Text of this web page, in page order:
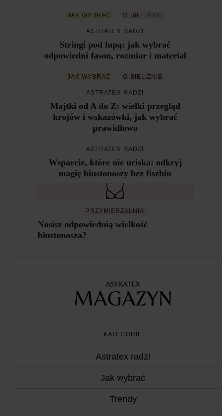
JAK WYBRAĆ O BIELIŹNIE
ASTRATEX RADZI
Stringi pod lupą: jak wybrać
odpowiedni fason, rozmiar i materiał
JAK WYBRAĆ O BIELIŹNIE
ASTRATEX RADZI
Majtki od A do Z: wielki przegląd
krojów i wskazówki, jak wybrać
prawidłowo
ASTRATEX RADZI
Wsparcie, które nie uciska: odkryj
magię biustonoszy bez fiszbin
PRZYMIERZALNIA
Nosisz odpowiednią wielkość
biustonosza?
KATEGORIE
Astratex radzi
Jak wybrać
Trendy